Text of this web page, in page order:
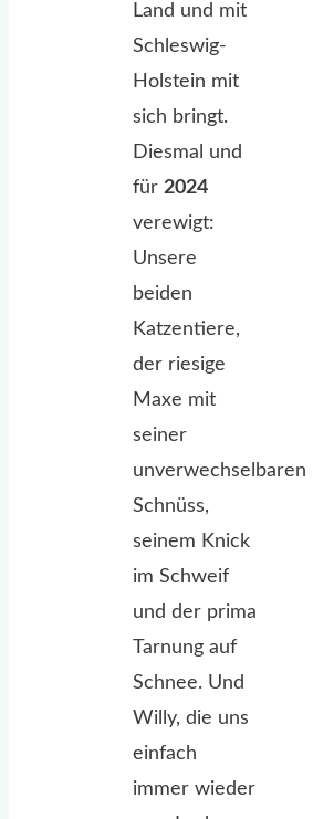
Land und mit
Schleswig-
Holstein mit
sich bringt.
Diesmal und
für 2024
verewigt:
Unsere
beiden
Katzentiere,
der riesige
Maxe mit
seiner
unverwechselbaren
Schnüss,
seinem Knick
im Schweif
und der prima
Tarnung auf
Schnee. Und
Willy, die uns
einfach
immer wieder